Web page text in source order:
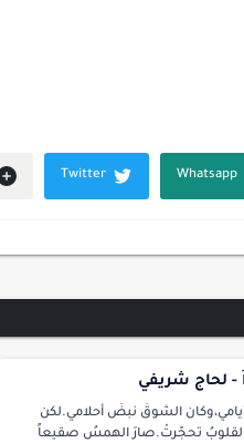
- لحاج شريفي
الشوقُ نبضَ أحلامي.لكن
تحجّرتْ.صارَ الهمسُ صقيعاً